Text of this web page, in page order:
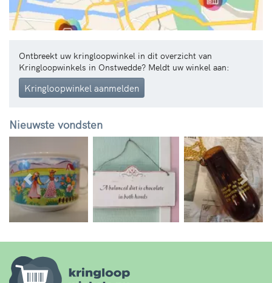
Ontbreekt uw kringloopwinkel in dit overzicht van
Kringloopwinkels in Onstwedde? Meldt uw winkel aan:
Kringloopwinkel aanmelden
Nieuwste vondsten
Vorige